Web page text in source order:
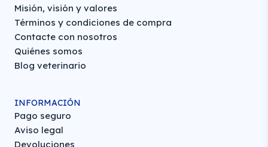
Misión, visión y valores
Términos y condiciones de compra
Contacte con nosotros
Quiénes somos
Blog veterinario
INFORMACIÓN
Pago seguro
Aviso legal
Devoluciones